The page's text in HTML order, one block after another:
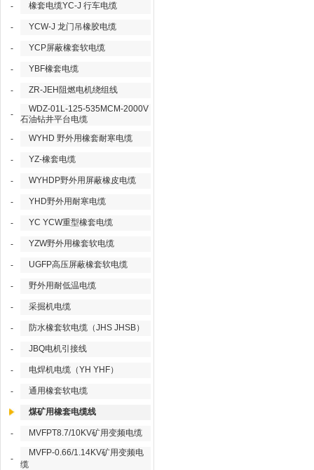
- 橡套电缆YC-J 行车电缆
- YCW-J 龙门吊橡胶电缆
- YCP屏蔽橡套软电缆
- YBF橡套电缆
- ZR-JEH阻燃电机绕组线
-
WDZ-01L-125-535MCM-2000V
石油钻井平台电缆
-
WYHD 野外用橡套耐寒电缆
- YZ-橡套电缆
- WYHDP野外用屏蔽橡皮电缆
- YHD野外用耐寒电缆
- YC YCW重型橡套电缆
- YZW野外用橡套软电缆
- UGFP高压屏蔽橡套软电缆
- 野外用耐低温电缆
- 采掘机电缆
- 防水橡套软电缆（JHS JHSB）
- JBQ电机引接线
- 电焊机电缆（YH YHF）
- 通用橡套软电缆
煤矿用橡套电缆线
- MVFPT8.7/10KV矿用变频电缆
-
MVFP-0.66/1.14KV矿用变频电
缆